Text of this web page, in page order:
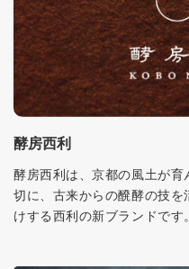
酵房西利
酵房西利は、京都の風土が
切に、古来からの醗酵の技
けする西利の新ブランドです。